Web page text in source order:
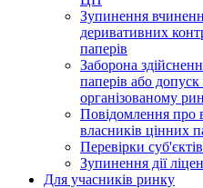
Зупинення
деривативних
паперів
Заборона
паперів або
організованому
Повідомлення про
власників цінних
Перевірки
Зупинення дії
Для учасників ринку